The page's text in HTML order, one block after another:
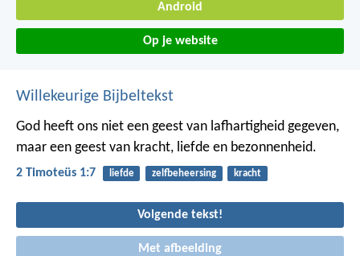
Android
Op je website
Willekeurige Bijbeltekst
God heeft ons niet een geest van lafhartigheid gegeven,
maar een geest van kracht, liefde en bezonnenheid.
2 Timoteüs 1:7 liefde zelfbeheersing kracht
Volgende tekst!
Met afbeelding